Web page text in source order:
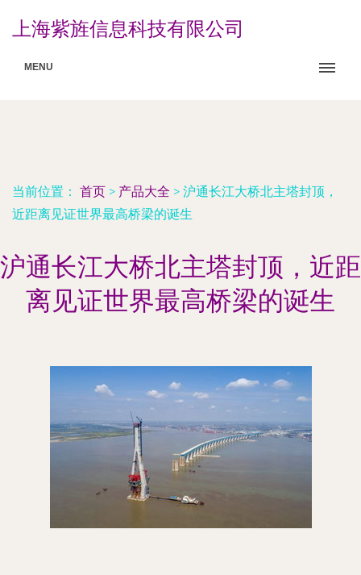
上海紫旌信息科技有限公司
MENU
当前位置： 首页 > 产品大全 > 沪通长江大桥北主塔封顶，
近距离见证世界最高桥梁的诞生
沪通长江大桥北主塔封顶，近距
离见证世界最高桥梁的诞生